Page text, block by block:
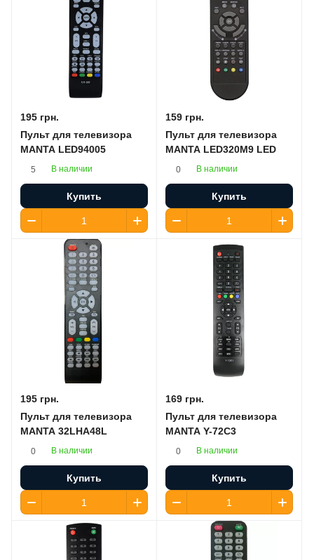
195 грн.
Пульт для телевизора
MANTA LED94005
5 В наличии
Купить
159 грн.
Пульт для телевизора
MANTA LED320M9 LED
0 В наличии
Купить
195 грн.
Пульт для телевизора
MANTA 32LHA48L
0 В наличии
Купить
169 грн.
Пульт для телевизора
MANTA Y-72C3
0 В наличии
Купить